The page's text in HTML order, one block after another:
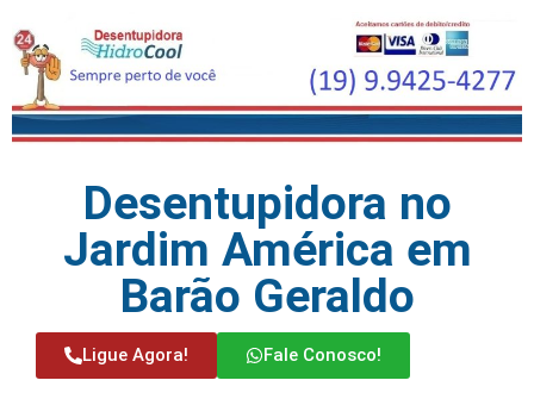
Desentupidora no
Jardim América em
Barão Geraldo
Ligue Agora! Fale Conosco!